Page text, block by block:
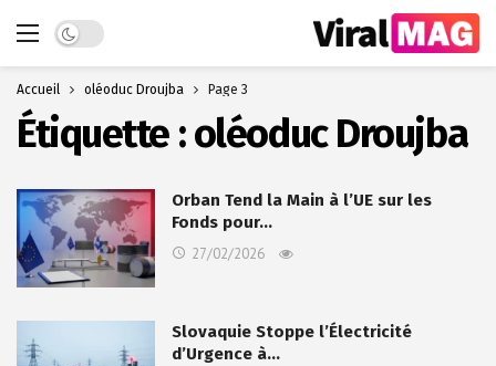
Dark mode
Accueil oléoduc Droujba Page 3
Étiquette :oléoduc Droujba
Orban Tend la Main à l’UE sur les
Fonds pour…
27/02/2026
Slovaquie Stoppe l’Électricité
d’Urgence à…